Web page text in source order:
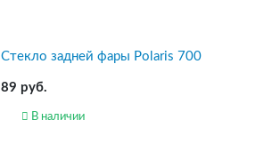
Стекло задней фары Polaris 700
89 руб.
В наличии